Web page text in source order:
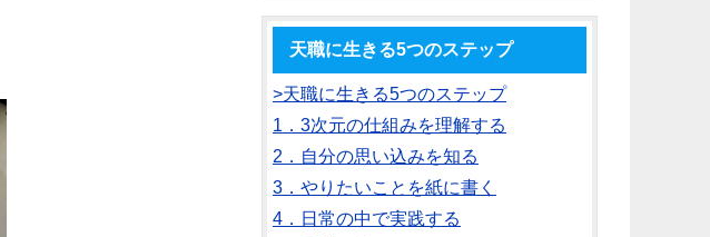
天職に生きる5つのステップ
>天職に生きる5つのステップ
1．3次元の仕組みを理解する
2．自分の思い込みを知る
3．やりたいことを紙に書く
4．日常の中で実践する